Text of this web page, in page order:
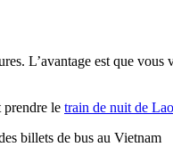
L’avantage est que
prendre le train de nuit de
billets de bus au Vietnam